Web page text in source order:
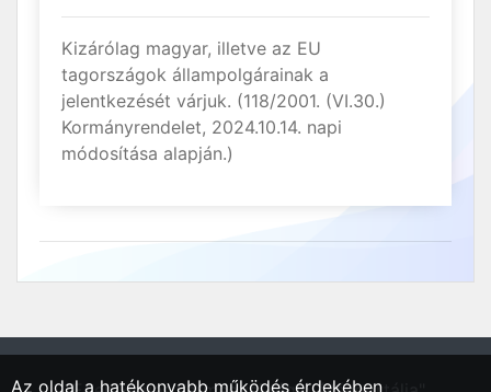
Kizárólag magyar, illetve az EU
tagországok állampolgárainak a
jelentkezését várjuk. (118/2001. (VI.30.)
Kormányrendelet, 2024.10.14. napi
módosítása alapján.)
Az oldal a hatékonyabb működés érdekében